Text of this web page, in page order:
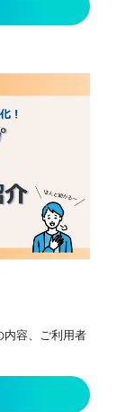
内容、ご利用者